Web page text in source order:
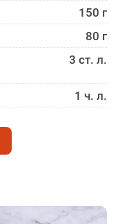
150 г
80 г
3 ст. л.
1 ч. л.